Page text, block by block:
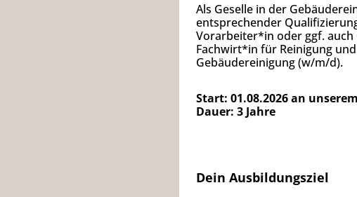
Als Geselle in der
entsprechender
Vorarbeiter*in oder ggf.
Fachwirt*in für Reinigung
Gebäudereinigung (w/m/d).
Start: 01.08.2026 an
Dauer: 3 Jahre
Dein Ausbildungsziel